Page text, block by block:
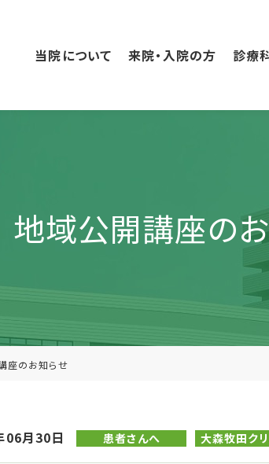
ペ
ー
当院について 来院・入院の方 診療
地域公開講座の
座のお知らせ
06月30日 患者さんへ 大森牧田ク